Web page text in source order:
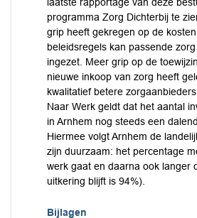
programma Zorg Dichterbij te
grip heeft gekregen op de
beleidsregels kan passende
ingezet. Meer grip op de
nieuwe inkoop van zorg heeft
kwalitatief betere
Naar Werk geldt dat het aantal
in Arnhem nog steeds een
Hiermee volgt Arnhem de
zijn duurzaam: het percentage
werk gaat en daarna ook langer
uitkering blijft is 94%).
Bijlagen